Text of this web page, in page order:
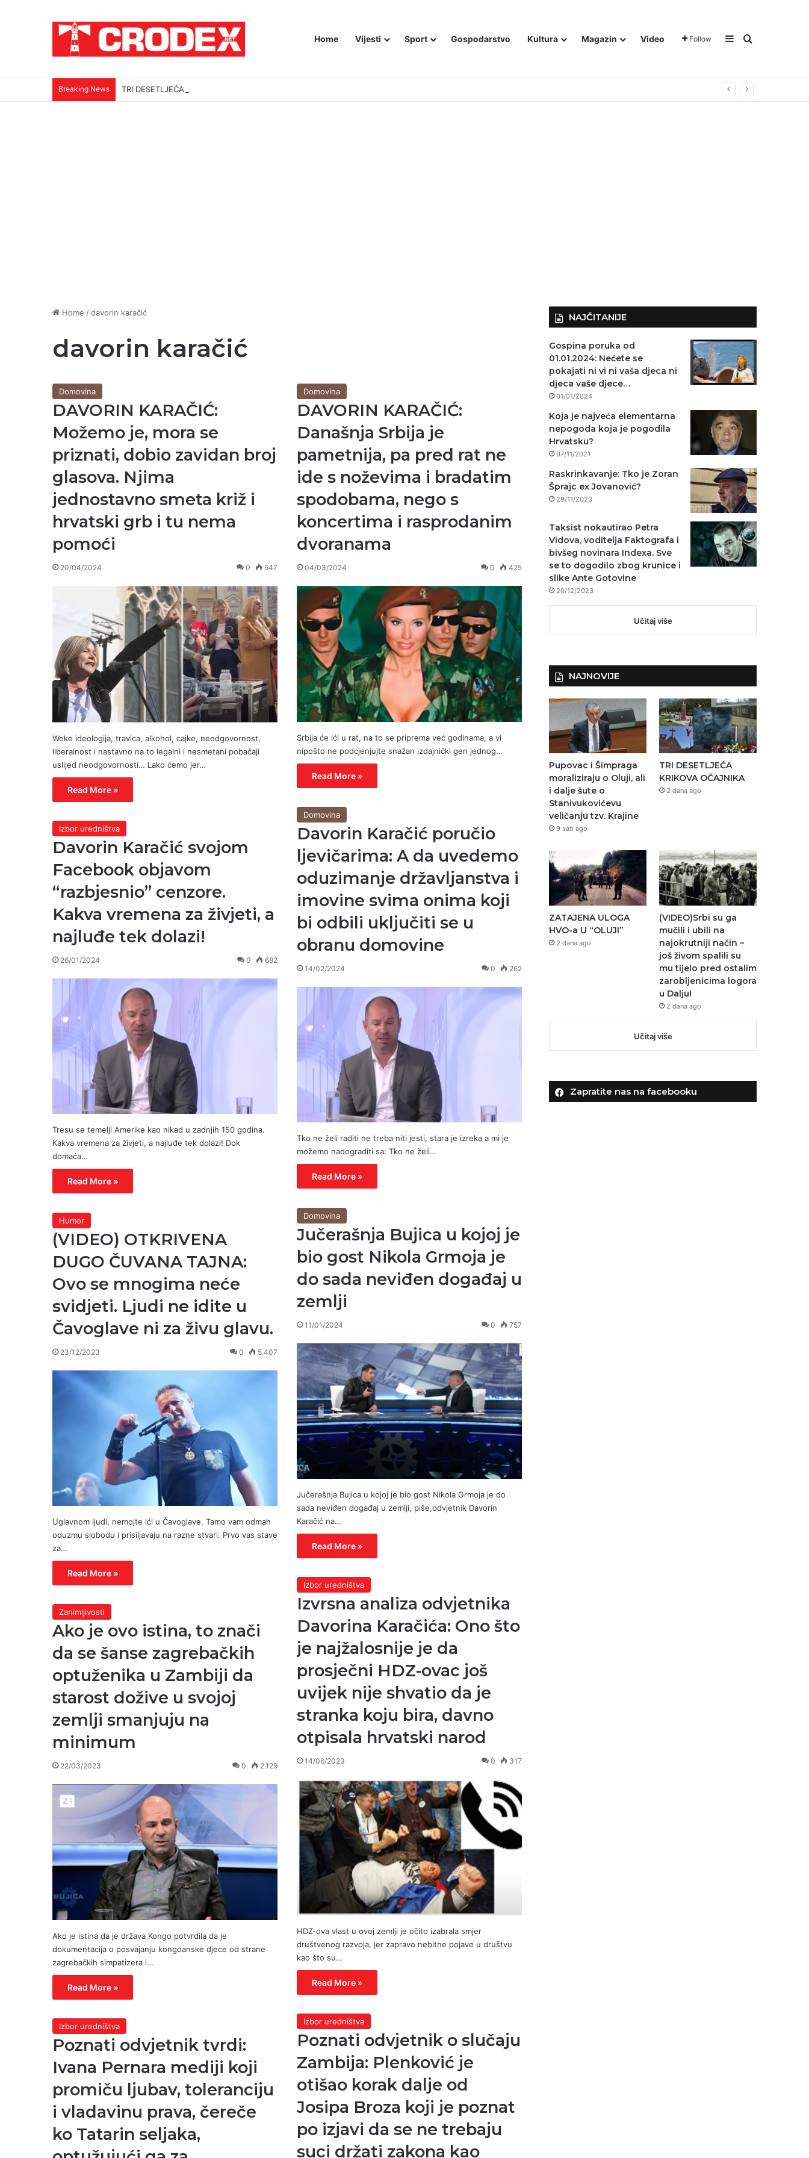
Home Vijesti Sport Gospodarstvo Kultura Magazin Video Follow Sidebar
Traži
Breaking News TRI DESETLJEĆA KRIKOVA OČAJNIKA
Home /davorin karačić
davorin karačić
Domovina
DAVORIN KARAČIĆ:
Možemo je, mora se
priznati, dobio zavidan broj
glasova. Njima
jednostavno smeta križ i
hrvatski grb i tu nema
pomoći
20/04/2024 0 547
Woke ideologija, travica, alkohol, cajke, neodgovornost,
liberalnost i nastavno na to legalni i nesmetani pobačaji
uslijed neodgovornosti… Lako ćemo jer…
Read More »
Domovina
DAVORIN KARAČIĆ:
Današnja Srbija je
pametnija, pa pred rat ne
ide s noževima i bradatim
spodobama, nego s
koncertima i rasprodanim
dvoranama
04/03/2024 0 425
Srbija će ići u rat, na to se priprema već godinama, a vi
nipošto ne podcjenjujte snažan izdajnički gen jednog…
Read More »
Domovina
Davorin Karačić poručio
ljevičarima: A da uvedemo
oduzimanje državljanstva i
imovine svima onima koji
bi odbili uključiti se u
obranu domovine
14/02/2024 0 262
Tko ne želi raditi ne treba niti jesti, stara je izreka a mi je
možemo nadograditi sa: Tko ne želi…
Read More »
Izbor uredništva
Davorin Karačić svojom
Facebook objavom
“razbjesnio” cenzore.
Kakva vremena za živjeti, a
najluđe tek dolazi!
26/01/2024 0 682
Tresu se temelji Amerike kao nikad u zadnjih 150 godina.
Kakva vremena za živjeti, a najluđe tek dolazi! Dok
domaća…
Read More »
Domovina
Jučerašnja Bujica u kojoj je
bio gost Nikola Grmoja je
do sada neviđen događaj u
zemlji
11/01/2024 0 757
Jučerašnja Bujica u kojoj je bio gost Nikola Grmoja je do
sada neviđen događaj u zemlji, piše,odvjetnik Davorin
Karačić na…
Read More »
Humor
(VIDEO) OTKRIVENA
DUGO ČUVANA TAJNA:
Ovo se mnogima neće
svidjeti. Ljudi ne idite u
Čavoglave ni za živu glavu.
23/12/2023 0 5.407
Uglavnom ljudi, nemojte ići u Čavoglave. Tamo vam odmah
oduzmu slobodu i prisiljavaju na razne stvari. Prvo vas stave
za…
Read More »
Izbor uredništva
Izvrsna analiza odvjetnika
Davorina Karačića: Ono što
je najžalosnije je da
prosječni HDZ-ovac još
uvijek nije shvatio da je
stranka koju bira, davno
otpisala hrvatski narod
14/06/2023 0 317
HDZ-ova vlast u ovoj zemlji je očito izabrala smjer
društvenog razvoja, jer zapravo nebitne pojave u društvu
kao što su…
Read More »
Zanimljivosti
Ako je ovo istina, to znači
da se šanse zagrebačkih
optuženika u Zambiji da
starost dožive u svojoj
zemlji smanjuju na
minimum
22/03/2023 0 2.129
Ako je istina da je država Kongo potvrdila da je
dokumentacija o posvajanju kongoanske djece od strane
zagrebačkih simpatizera i…
Read More »
Izbor uredništva
Poznati odvjetnik o slučaju
Zambija: Plenković je
otišao korak dalje od
Josipa Broza koji je poznat
po izjavi da se ne trebaju
suci držati zakona kao
Izbor uredništva
Poznati odvjetnik tvrdi:
Ivana Pernara mediji koji
promiču ljubav, toleranciju
i vladavinu prava, čereče
ko Tatarin seljaka,
NAJČITANIJE
Gospina poruka od
01.01.2024: Nećete se
pokajati ni vi ni vaša djeca ni
djeca vaše djece…
01/01/2024
Koja je najveća elementarna
nepogoda koja je pogodila
Hrvatsku?
07/11/2021
Raskrinkavanje: Tko je Zoran
Šprajc ex Jovanović?
29/11/2023
Taksist nokautirao Petra
Vidova, voditelja Faktografa i
bivšeg novinara Indexa. Sve
se to dogodilo zbog krunice i
slike Ante Gotovine
20/12/2023
Učitaj više
NAJNOVIJE
Pupovac i Šimpraga
moraliziraju o Oluji, ali
i dalje šute o
Stanivukovićevu
veličanju tzv. Krajine
9 sati ago
TRI DESETLJEĆA
KRIKOVA OČAJNIKA
2 dana ago
ZATAJENA ULOGA
HVO-a U “OLUJI”
2 dana ago
(VIDEO)Srbi su ga
mučili i ubili na
najokrutniji način –
još živom spalili su
mu tijelo pred ostalim
zarobljenicima logora
u Dalju!
2 dana ago
Učitaj više
Zapratite nas na facebooku